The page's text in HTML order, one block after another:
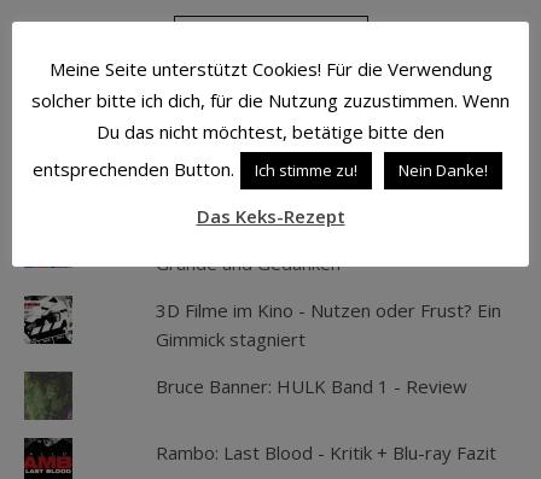
TOP-BEITRÄGE UND TOP-SEITEN
Als die Kelloggs ihr Spielzeug verloren -
Gründe und Gedanken
3D Filme im Kino - Nutzen oder Frust? Ein
Gimmick stagniert
Bruce Banner: HULK Band 1 - Review
Rambo: Last Blood - Kritik + Blu-ray Fazit
Meine Seite unterstützt Cookies! Für die Verwendung
solcher bitte ich dich, für die Nutzung zuzustimmen. Wenn
Du das nicht möchtest, betätige bitte den
entsprechenden Button.
Ich stimme zu! Nein Danke!
Das Keks-Rezept